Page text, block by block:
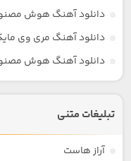
دانلود آهنگ هوش
دانلود آهنگ مری وی
دانلود آهنگ هوش
تبلیغات متنی
آراز هاست